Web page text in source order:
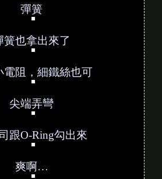
拿出小蜜蜂